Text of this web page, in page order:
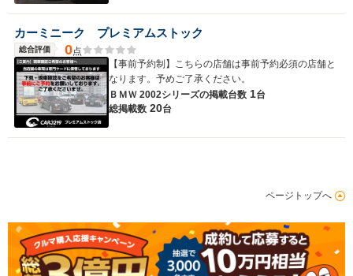
カーミニーク プレミアムストック
総合評価 0点
【事前予約制】こちらの店舗は事前予約必須の店舗と
なります。予めご了承ください。
ＢＭＷ 2002シリーズの掲載台数 1台
総掲載数 20台
ページトップへ